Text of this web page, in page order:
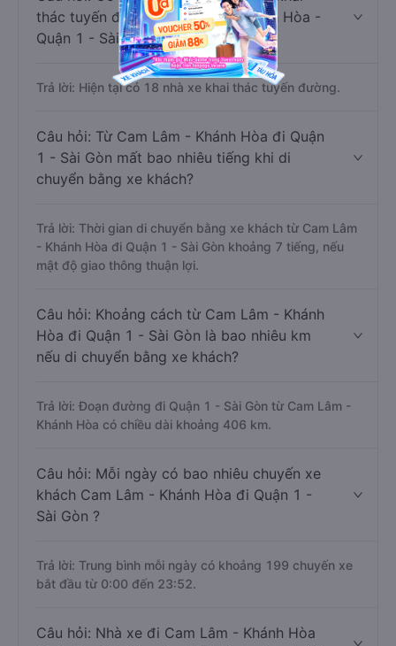
thác tuyến đường Cam Lâm - Khánh Hòa -
Quận 1 - Sài Gòn ?
Trả lời: Hiện tại có 18 nhà xe khai thác tuyến đường.
Câu hỏi: Từ Cam Lâm - Khánh Hòa đi Quận
1 - Sài Gòn mất bao nhiêu tiếng khi di
chuyển bằng xe khách?
Trả lời: Thời gian di chuyển bằng xe khách từ Cam Lâm
- Khánh Hòa đi Quận 1 - Sài Gòn khoảng 7 tiếng, nếu
mật độ giao thông thuận lợi.
Câu hỏi: Khoảng cách từ Cam Lâm - Khánh
Hòa đi Quận 1 - Sài Gòn là bao nhiêu km
nếu di chuyển bằng xe khách?
Trả lời: Đoạn đường đi Quận 1 - Sài Gòn từ Cam Lâm -
Khánh Hòa có chiều dài khoảng 406 km.
Câu hỏi: Mỗi ngày có bao nhiêu chuyến xe
khách Cam Lâm - Khánh Hòa đi Quận 1 -
Sài Gòn ?
Trả lời: Trung bình mỗi ngày có khoảng 199 chuyến xe
bắt đầu từ 0:00 đến 23:52.
Câu hỏi: Nhà xe đi Cam Lâm - Khánh Hòa